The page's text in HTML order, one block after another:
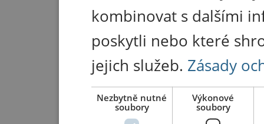
kombinovat s dalšími
poskytli nebo které
jejich služeb. Zásady
Nezbytně nutné
soubory
Výkonové
soubory